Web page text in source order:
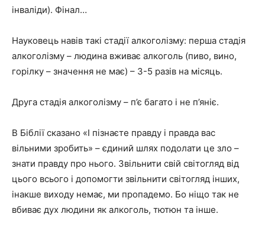
інваліди). Фінал…
Науковець навів такі стадії алкоголізму: перша стадія
алкоголізму – людина вживає алкоголь (пиво, вино,
горілку – значення не має) – 3-5 разів на місяць.
Друга стадія алкоголізму – п’є багато і не п’яніє.
В Біблії сказано «І пізнаєте правду і правда вас
вільними зробить» – єдиний шлях подолати це зло –
знати правду про нього. Звільнити свій світогляд від
цього всього і допомогти звільнити світогляд інших,
інакше виходу немає, ми пропадемо. Бо ніщо так не
вбиває дух людини як алкоголь, тютюн та інше.